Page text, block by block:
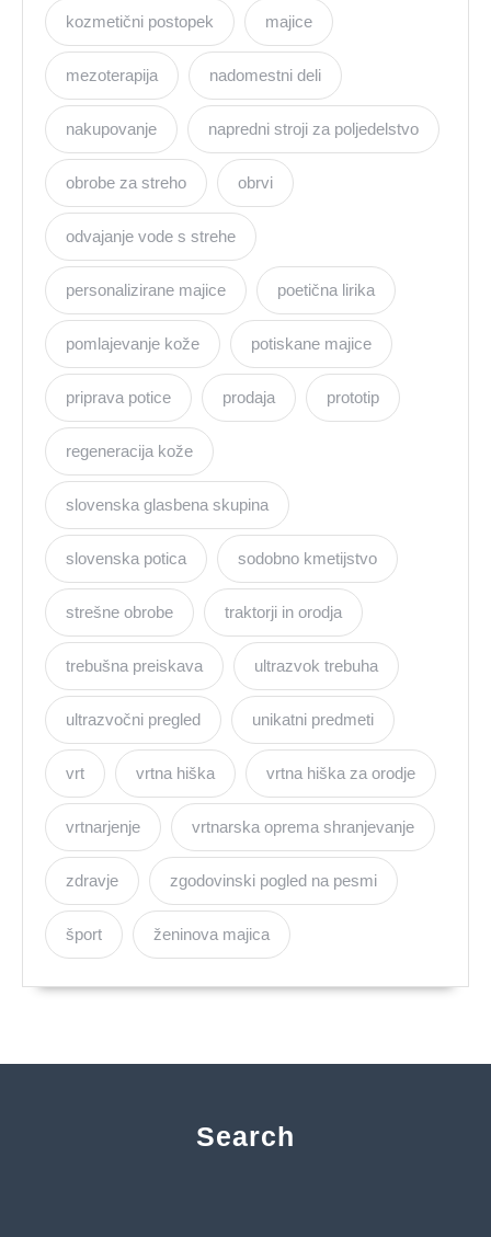
kozmetični postopek majice
mezoterapija nadomestni deli
nakupovanje napredni stroji za poljedelstvo
obrobe za streho obrvi
odvajanje vode s strehe
personalizirane majice poetična lirika
pomlajevanje kože potiskane majice
priprava potice prodaja prototip
regeneracija kože
slovenska glasbena skupina
slovenska potica sodobno kmetijstvo
strešne obrobe traktorji in orodja
trebušna preiskava ultrazvok trebuha
ultrazvočni pregled unikatni predmeti
vrt vrtna hiška vrtna hiška za orodje
vrtnarjenje vrtnarska oprema shranjevanje
zdravje zgodovinski pogled na pesmi
šport ženinova majica
Search